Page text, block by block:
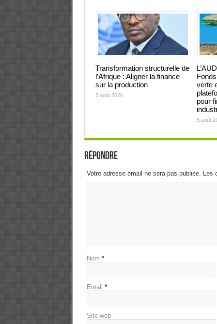
Transformation structurelle de
l’Afrique : Aligner la finance
sur la production
5 août 2026
verte
pour
5 août
Répondre
Votre adresse email ne sera pas publiée.
Nom *
Email *
Site web